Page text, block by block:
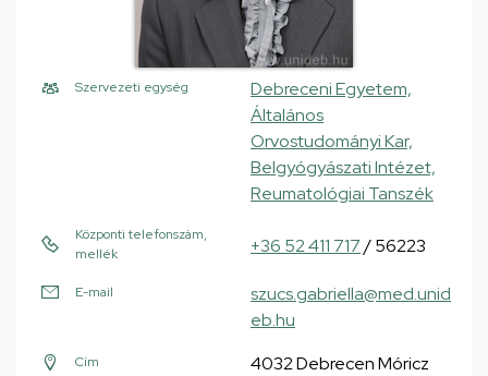
Szervezeti egység
Debreceni Egyetem,
Általános
Orvostudományi Kar,
Belgyógyászati Intézet,
Reumatológiai Tanszék
Központi telefonszám,
mellék
+36 52 411 717/ 56223
E-mail
szucs.gabriella@med.unid
eb.hu
Cím
4032 Debrecen Móricz